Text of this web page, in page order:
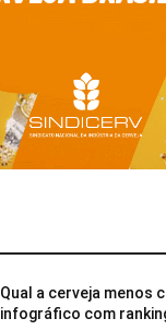
Qual a cerveja menos
infográfico com